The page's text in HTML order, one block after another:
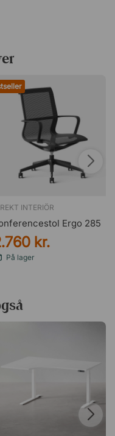
INTERIÖR
Ergo 285
kr.
På lager